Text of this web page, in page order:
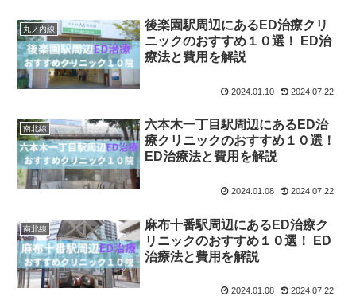
丸ノ内線
後楽園駅周辺にあるED治療クリ
ニックのおすすめ１０選！ ED治
療法と費用を解説
2024.01.10 2024.07.22
南北線
六本木一丁目駅周辺にあるED治
療クリニックのおすすめ１０選！
ED治療法と費用を解説
2024.01.08 2024.07.22
南北線
麻布十番駅周辺にあるED治療ク
リニックのおすすめ１０選！ ED
治療法と費用を解説
2024.01.08 2024.07.22